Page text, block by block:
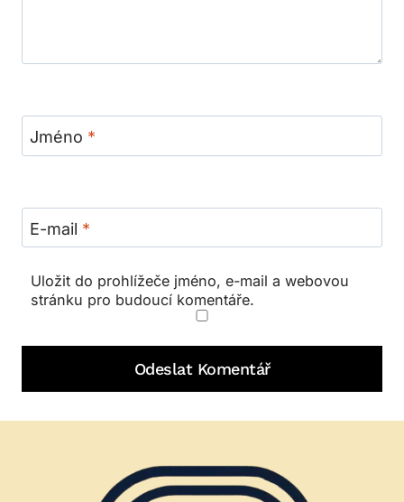
Jméno *
E-mail *
Uložit do prohlížeče jméno, e-mail a webovou
stránku pro budoucí komentáře.